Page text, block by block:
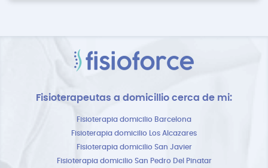
Fisioterapeutas a domicillio cerca de mi:
Fisioterapia domicilio Barcelona
Fisioterapia domicilio Los Alcazares
Fisioterapia domicilio San Javier
Fisioterapia domicilio San Pedro Del Pinatar